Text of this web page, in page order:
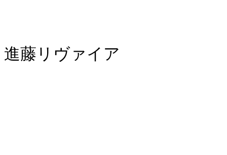
進藤リヴァイア